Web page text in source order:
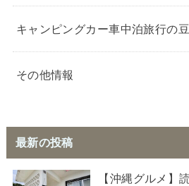
キャンピングカー車中泊旅行の
その他情報
最新の投稿
【沖縄グルメ】